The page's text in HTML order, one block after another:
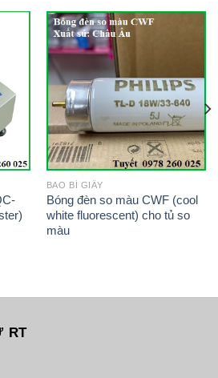
BAO BÌ GIẤY
Bóng đèn so màu CWF (cool
white fluorescent) cho tủ so
màu
RT